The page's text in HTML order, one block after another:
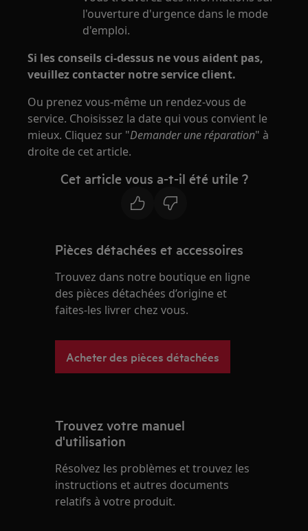
l'ouverture d'urgence dans le mode
d'emploi.
Si les conseils ci-dessus ne vous aident pas,
veuillez contacter notre service client.
Ou prenez vous-même un rendez-vous de
service. Choisissez la date qui vous convient le
mieux. Cliquez sur "Demander une réparation" à
droite de cet article.
Cet article vous a-t-il été utile ?
Pièces détachées et accessoires
Trouvez dans notre boutique en ligne
des pièces détachées d’origine et
faites-les livrer chez vous.
Acheter des pièces détachées
Trouvez votre manuel
d'utilisation
Résolvez les problèmes et trouvez les
instructions et autres documents
relatifs à votre produit.